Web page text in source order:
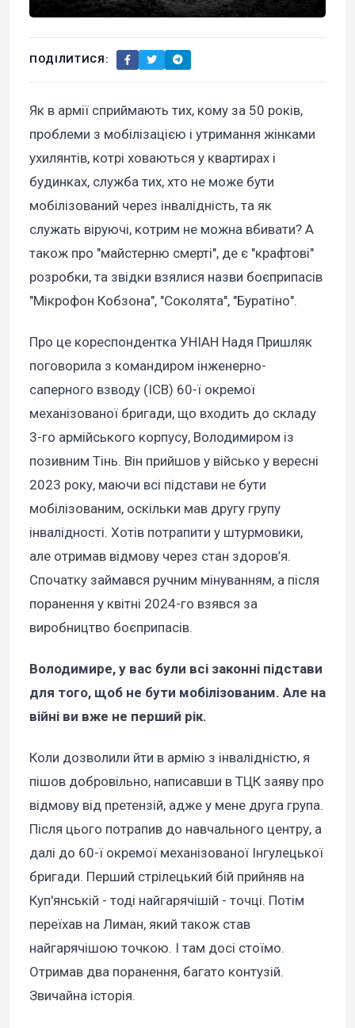
ПОДІЛИТИСЯ:
Як в армії сприймають тих, кому за 50 років,
проблеми з мобілізацією і утримання жінками
ухилянтів, котрі ховаються у квартирах і
будинках, служба тих, хто не може бути
мобілізований через інвалідність, та як
служать віруючі, котрим не можна вбивати? А
також про "майстерню смерті", де є "крафтові"
розробки, та звідки взялися назви боєприпасів
"Мікрофон Кобзона", "Соколята", "Буратіно".
Про це кореспондентка УНІАН Надя Пришляк
поговорила з командиром інженерно-
саперного взводу (ІСВ) 60-ї окремої
механізованої бригади, що входить до складу
3-го армійського корпусу, Володимиром із
позивним Тінь. Він прийшов у військо у вересні
2023 року, маючи всі підстави не бути
мобілізованим, оскільки мав другу групу
інвалідності. Хотів потрапити у штурмовики,
але отримав відмову через стан здоров’я.
Спочатку займався ручним мінуванням, а після
поранення у квітні 2024-го взявся за
виробництво боєприпасів.
Володимире, у вас були всі законні підстави
для того, щоб не бути мобілізованим. Але на
війні ви вже не перший рік.
Коли дозволили йти в армію з інвалідністю, я
пішов добровільно, написавши в ТЦК заяву про
відмову від претензій, адже у мене друга група.
Після цього потрапив до навчального центру, а
далі до 60-ї окремої механізованої Інгулецької
бригади. Перший стрілецький бій прийняв на
Куп'янській - тоді найгарячішій - точці. Потім
переїхав на Лиман, який також став
найгарячішою точкою. І там досі стоїмо.
Отримав два поранення, багато контузій.
Звичайна історія.